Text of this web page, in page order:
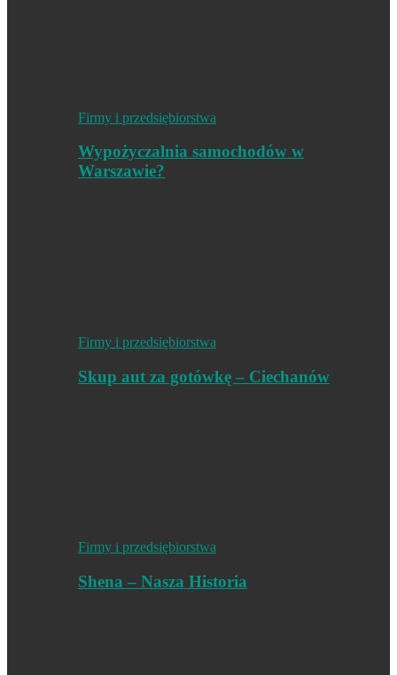
Firmy i przedsiębiorstwa
Wypożyczalnia samochodów w
Warszawie?
Firmy i przedsiębiorstwa
Skup aut za gotówkę – Ciechanów
Firmy i przedsiębiorstwa
Shena – Nasza Historia